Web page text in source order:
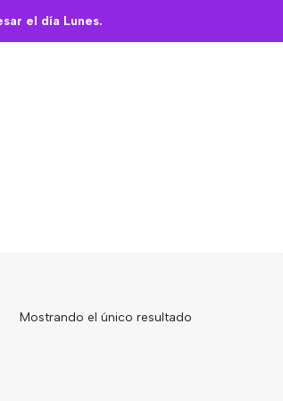
el día Lunes.
Mostrando el único resultado